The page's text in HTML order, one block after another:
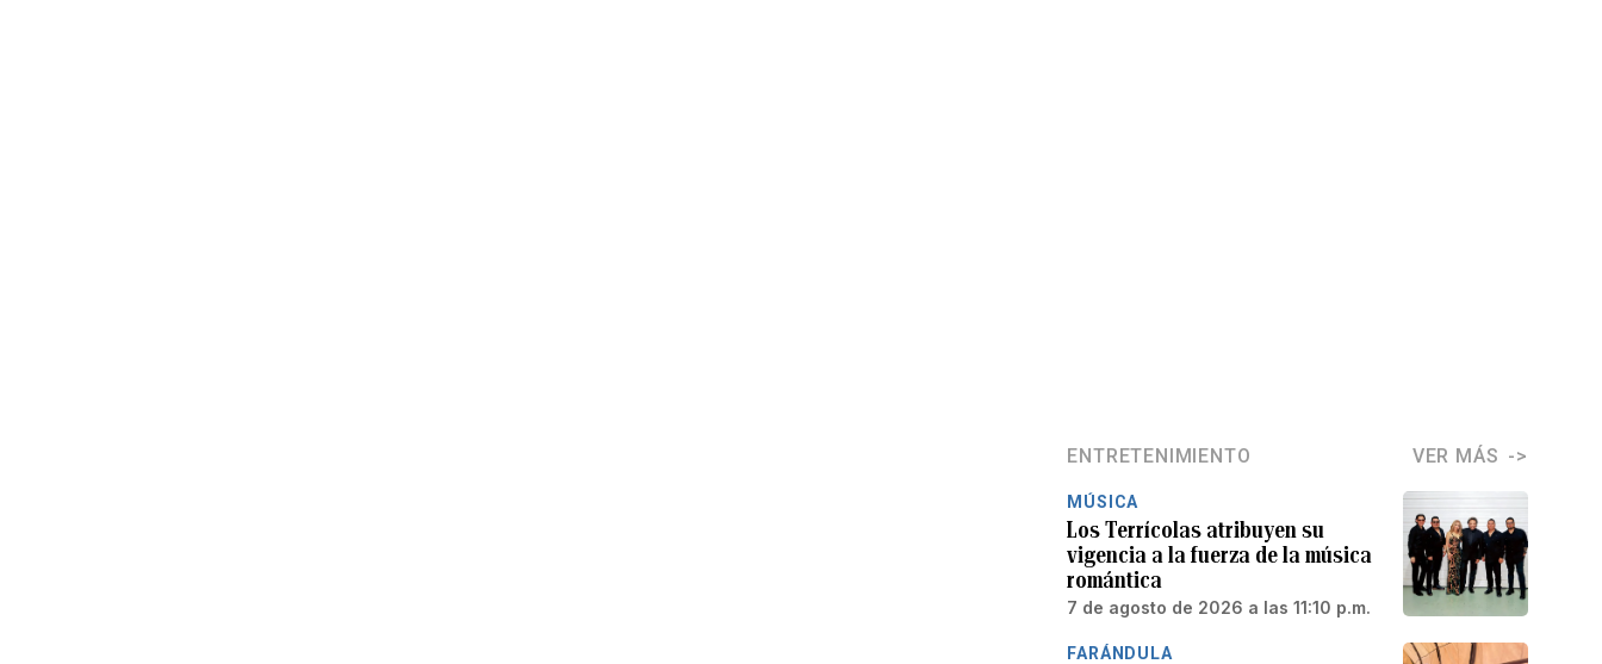
ENTRETENIMIENTO VER MÁS
MÚSICA
Los Terrícolas atribuyen su
vigencia a la fuerza de la música
romántica
7 de agosto de 2026 a las 11:10 p.m.
FARÁNDULA